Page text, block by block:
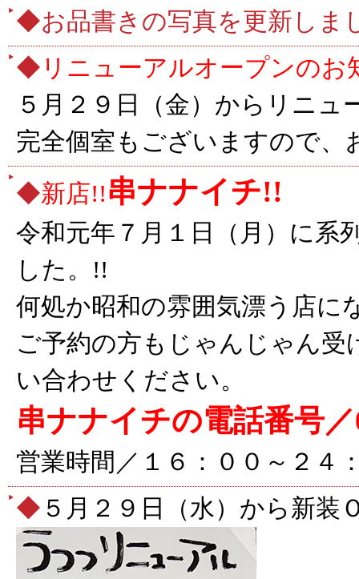
◆お品書きの写真を更新しま
◆ リニューアルオープンのお
５月２９日（金）からリニ
完全個室もございますので
◆新店!!串ナナイチ!!
令和元年７月１日（月）に系
した。!!
何処か昭和の雰囲気漂う店
ご予約の方もじゃんじゃん
い合わせください。
串ナナイチの電話番号／
営業時間／１６：００～２４
◆ ５月２９日（水）から新装